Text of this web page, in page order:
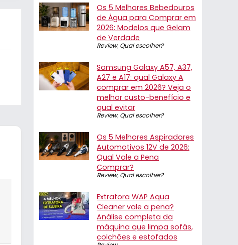
Os 5 Melhores Bebedouros
de Água para Comprar em
2026: Modelos que Gelam
de Verdade
Review, Qual escolher?
Samsung Galaxy A57, A37,
A27 e A17: qual Galaxy A
comprar em 2026? Veja o
melhor custo-benefício e
qual evitar
Review, Qual escolher?
Os 5 Melhores Aspiradores
Automotivos 12V de 2026:
Qual Vale a Pena
Comprar?
Review, Qual escolher?
Extratora WAP Aqua
Cleaner vale a pena?
Análise completa da
máquina que limpa sofás,
colchões e estofados